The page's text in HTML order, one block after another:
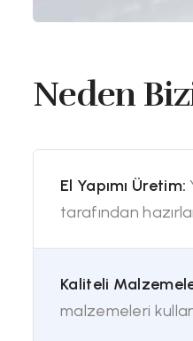
Neden
El Yapımı Üretim:
tarafından
Kaliteli
malzemeleri